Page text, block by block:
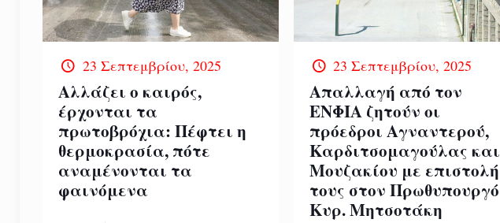
23 Σεπτεμβρίου, 2025
Αλλάζει ο καιρός,
έρχονται τα
πρωτοβρόχια: Πέφτει η
θερμοκρασία, πότε
αναμένονται τα
φαινόμενα
23 Σεπτεμβρίου, 2025
Απαλλαγή από τον
ΕΝΦΙΑ ζητούν οι
πρόεδροι Αγναντερού,
Καρδιτσομαγούλας και
Μουζακίου με επιστολή
τους στον Πρωθυπουργό
Κυρ. Μητσοτάκη